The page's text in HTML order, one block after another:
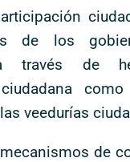
de los
través de
veedurías
de